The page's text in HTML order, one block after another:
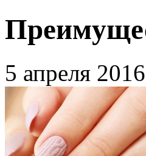
5 апреля 2016